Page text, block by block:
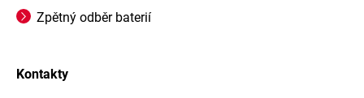
Zpětný odběr baterií
Kontakty